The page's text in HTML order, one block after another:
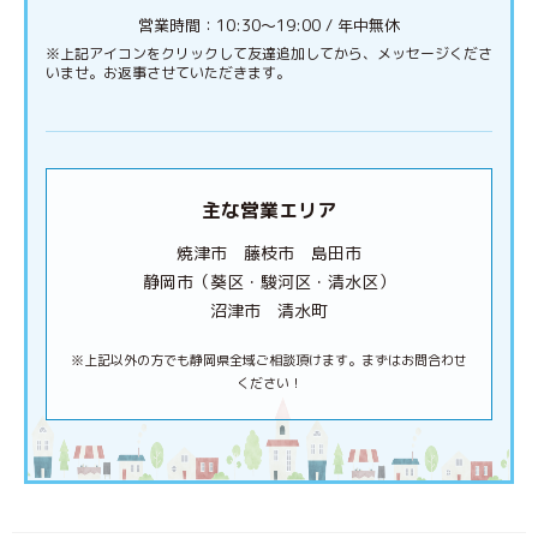
営業時間：10:30〜19:00 / 年中無休
※上記アイコンをクリックして友達追加してから、メッセージくださ
いませ。お返事させていただきます。
主な営業エリア
焼津市 藤枝市 島田市
静岡市（葵区・駿河区・清水区）
沼津市 清水町
※上記以外の方でも静岡県全域ご相談頂けます。まずはお問合わせ
ください！